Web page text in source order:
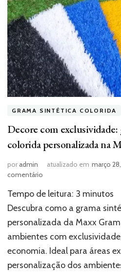
GRAMA SINTÉTICA COLORIDA
Decore com
colorida personalizada na
poradmin atualizado em março
comentário
com
exclusividade:
sintética
colorida
personalizada
na
Maxx
Tempo de leitura: 3 minutos
Descubra como a grama
personalizada da Maxx
ambientes com
economia. Ideal para áreas
personalização dos